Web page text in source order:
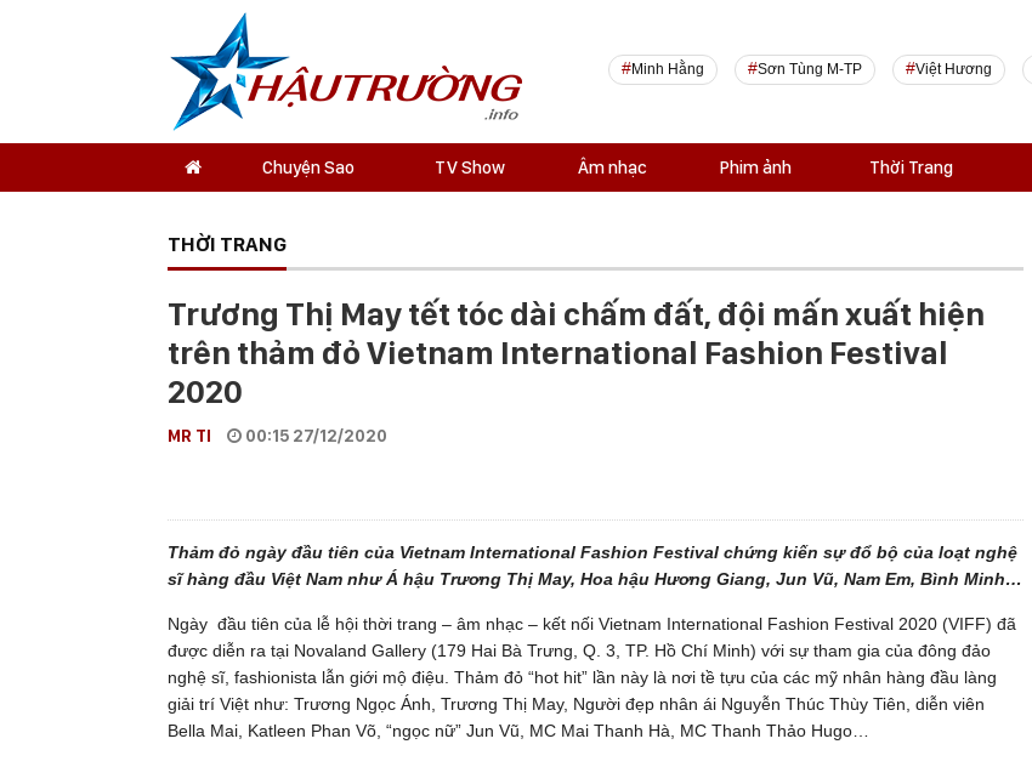
Minh Hằng Sơn Tùng M-TP Việt Hương
Chuyện Sao TV Show Âm nhạc Phim ảnh Thời Trang
THỜI TRANG
Trương Thị May tết tóc dài chấm đất, đội mấn xuất hiện
trên thảm đỏ Vietnam International Fashion Festival
2020
MR TI 00:15 27/12/2020
Thảm đỏ ngày đầu tiên của Vietnam International Fashion Festival chứng kiến sự đổ bộ của loạt nghệ
sĩ hàng đầu Việt Nam như Á hậu Trương Thị May, Hoa hậu Hương Giang, Jun Vũ, Nam Em, Bình Minh…
Ngày đầu tiên của lễ hội thời trang – âm nhạc – kết nối Vietnam International Fashion Festival 2020 (VIFF) đã
được diễn ra tại Novaland Gallery (179 Hai Bà Trưng, Q. 3, TP. Hồ Chí Minh) với sự tham gia của đông đảo
nghệ sĩ, fashionista lẫn giới mộ điệu. Thảm đỏ “hot hit” lần này là nơi tề tựu của các mỹ nhân hàng đầu làng
giải trí Việt như: Trương Ngọc Ánh, Trương Thị May, Người đẹp nhân ái Nguyễn Thúc Thùy Tiên, diễn viên
Bella Mai, Katleen Phan Võ, “ngọc nữ” Jun Vũ, MC Mai Thanh Hà, MC Thanh Thảo Hugo…